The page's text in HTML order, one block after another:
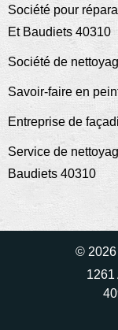
Société pour
Et Baudiets 40310
Société de
Savoir-faire en
Entreprise de
Service de
Baudiets 40310
© 2026
1261